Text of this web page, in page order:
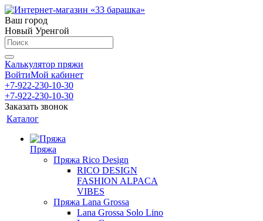
Ваш город
Новый Уренгой
Калькулятор пряжи
ВойтиМой кабинет
+7-922-230-10-30
+7-922-230-10-30
Заказать звонок
Каталог
Пряжа
Пряжа Rico Design
RICO DESIGN
FASHION ALPACA
VIBES
Пряжа Lana Grossa
Lana Grossa Solo Lino